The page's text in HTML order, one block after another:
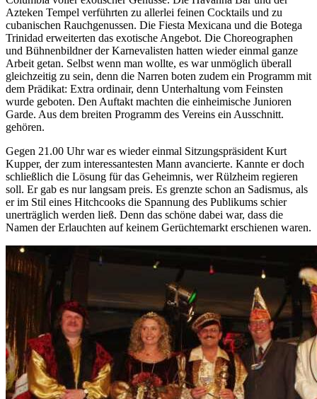
Azteken Tempel verführten zu allerlei feinen Cocktails und zu
cubanischen Rauchgenussen. Die Fiesta Mexicana und die Botega
Trinidad erweiterten das exotische Angebot. Die Choreographen
und Bühnenbildner der Karnevalisten hatten wieder einmal ganze
Arbeit getan. Selbst wenn man wollte, es war unmöglich überall
gleichzeitig zu sein, denn die Narren boten zudem ein Programm mit
dem Prädikat: Extra ordinair, denn Unterhaltung vom Feinsten
wurde geboten. Den Auftakt machten die einheimische Junioren
Garde. Aus dem breiten Programm des Vereins ein Ausschnitt.
gehören.
Gegen 21.00 Uhr war es wieder einmal Sitzungspräsident Kurt
Kupper, der zum interessantesten Mann avancierte. Kannte er doch
schließlich die Lösung für das Geheimnis, wer Rülzheim regieren
soll. Er gab es nur langsam preis. Es grenzte schon an Sadismus, als
er im Stil eines Hitchcooks die Spannung des Publikums schier
unerträglich werden ließ. Denn das schöne dabei war, dass die
Namen der Erlauchten auf keinem Gerüchtemarkt erschienen waren.